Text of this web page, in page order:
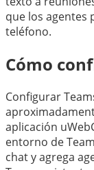
que los agentes
teléfono.
Cómo
Configurar
aplicación
entorno de
chat y agrega